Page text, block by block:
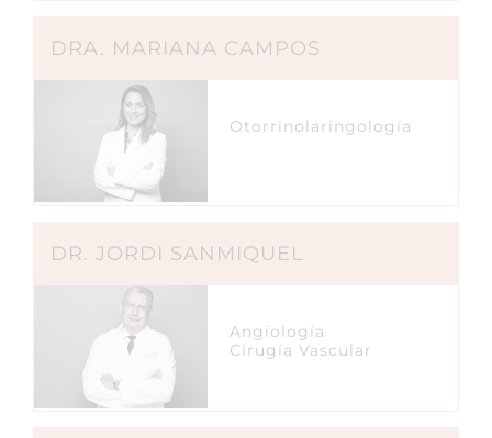
DRA. MARIANA CAMPOS
Otorrinolaringología
DR. JORDI SANMIQUEL
Angiología
Cirugía Vascular